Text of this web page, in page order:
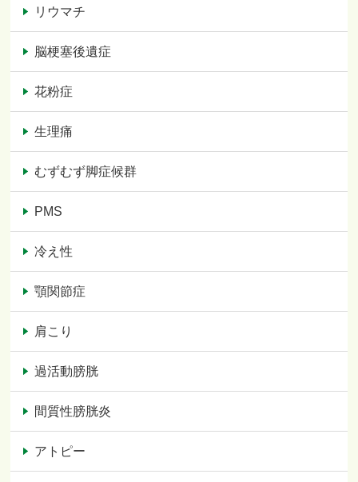
リウマチ
脳梗塞後遺症
花粉症
生理痛
むずむず脚症候群
PMS
冷え性
顎関節症
肩こり
過活動膀胱
間質性膀胱炎
アトピー